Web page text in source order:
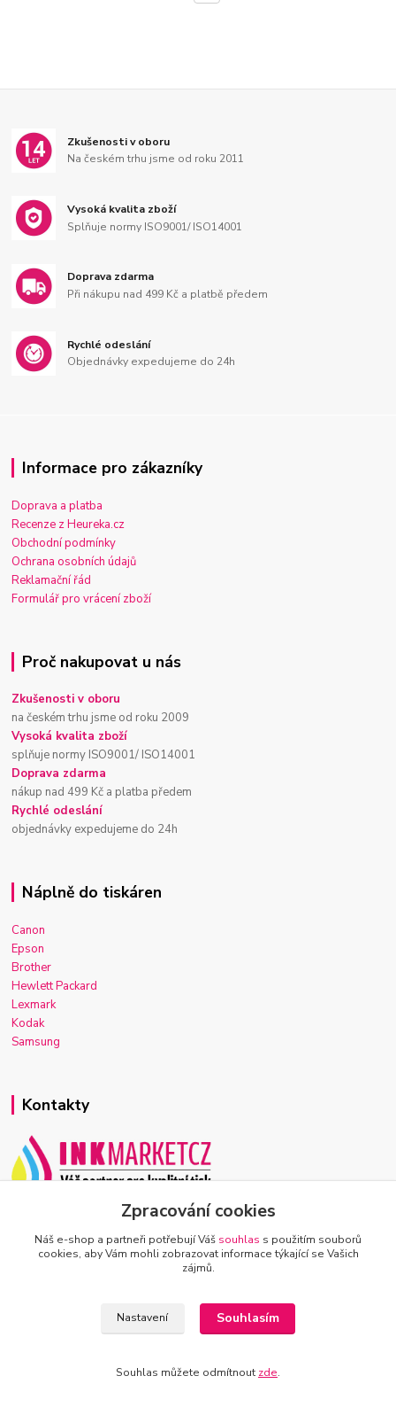
Zkušenosti v oboru
Na českém trhu jsme od roku 2011
Vysoká kvalita zboží
Splňuje normy ISO9001/ ISO14001
Doprava zdarma
Při nákupu nad 499 Kč a platbě předem
Rychlé odeslání
Objednávky expedujeme do 24h
Informace pro zákazníky
Doprava a platba
Recenze z Heureka.cz
Obchodní podmínky
Ochrana osobních údajů
Reklamační řád
Formulář pro vrácení zboží
Proč nakupovat u nás
Zkušenosti v oboru
na českém trhu jsme od roku 2009
Vysoká kvalita zboží
splňuje normy ISO9001/ ISO14001
Doprava zdarma
nákup nad 499 Kč a platba předem
Rychlé odeslání
objednávky expedujeme do 24h
Náplně do tiskáren
Canon
Epson
Brother
Hewlett Packard
Lexmark
Kodak
Samsung
Kontakty
Josef Macek
+420 603 921 266
Po-Ne, 7-22h
Zpracování cookies
Náš e-shop a partneři potřebují Váš souhlas s použitím souborů
cookies, aby Vám mohli zobrazovat informace týkající se Vašich
zájmů.
Nastavení Souhlasím
Souhlas můžete odmítnout zde.